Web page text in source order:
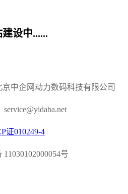
建设中......
京中企网动力数码科技有限公司
证010249-4
号